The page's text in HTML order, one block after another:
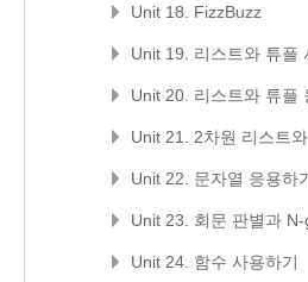
Unit 18. FizzBuzz
Unit 19. 리스트와 튜플
Unit 20. 리스트와 튜플
Unit 21. 2차원 리스트
Unit 22. 문자열 응용하
Unit 23. 회문 판별과
Unit 24. 함수 사용하기